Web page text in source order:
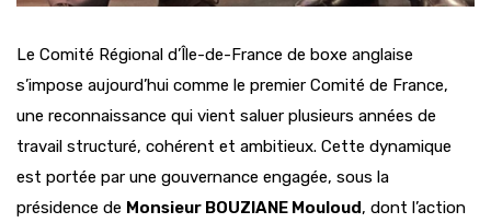
Le Comité Régional d’Île-de-France de boxe anglaise
s’impose aujourd’hui comme le premier Comité de France,
une reconnaissance qui vient saluer plusieurs années de
travail structuré, cohérent et ambitieux. Cette dynamique
est portée par une gouvernance engagée, sous la
présidence de Monsieur BOUZIANE Mouloud, dont l’action